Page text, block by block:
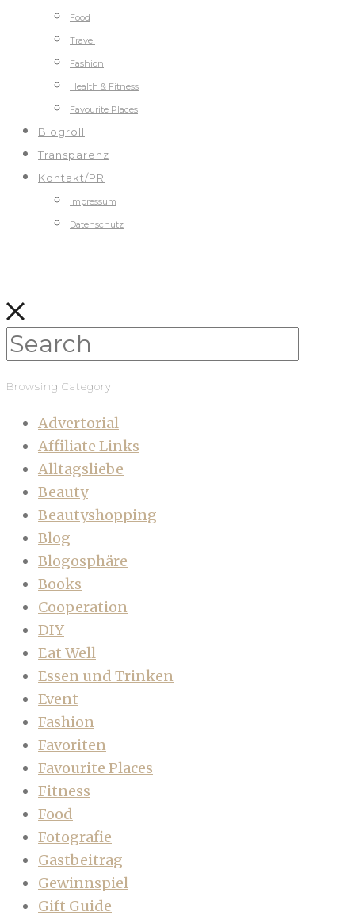
Food
Travel
Fashion
Health & Fitness
Favourite Places
Blogroll
Transparenz
Kontakt/PR
Impressum
Datenschutz
Browsing Category
Advertorial
Affiliate Links
Alltagsliebe
Beauty
Beautyshopping
Blog
Blogosphäre
Books
Cooperation
DIY
Eat Well
Essen und Trinken
Event
Fashion
Favoriten
Favourite Places
Fitness
Food
Fotografie
Gastbeitrag
Gewinnspiel
Gift Guide